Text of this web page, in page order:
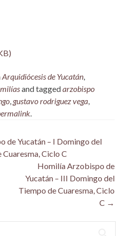
Arquidiócesis de Yucatán,
and taggedarzobispo
, gustavo rodriguez vega,
.
de Yucatán – I Domingo del
Cuaresma, Ciclo C
Homilía Arzobispo de
Yucatán – III Domingo del
Tiempo de Cuaresma, Ciclo
C →